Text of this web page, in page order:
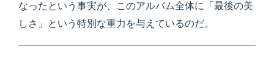
なったという事実が、このアルバム全体に「最後の美
しさ」という特別な重力を与えているのだ。